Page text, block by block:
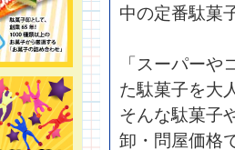
中の定番駄菓
「スーパー
た駄菓子を大
そんな駄菓子
卸・問屋価格